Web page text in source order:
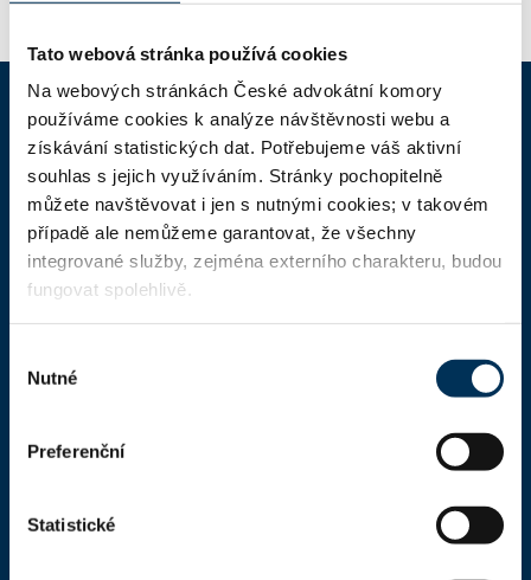
Tato webová stránka používá cookies
Na webových stránkách České advokátní komory
používáme cookies k analýze návštěvnosti webu a
získávání statistických dat. Potřebujeme váš aktivní
souhlas s jejich využíváním. Stránky pochopitelně
můžete navštěvovat i jen s nutnými cookies; v takovém
případě ale nemůžeme garantovat, že všechny
integrované služby, zejména externího charakteru, budou
fungovat spolehlivě.
souhlasu
Nutné
Preferenční
Statistické
ČAK
Domů
Aktuality
Dokumenty a formuláře
Advokátní deník